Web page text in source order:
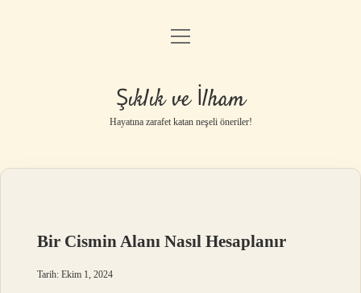
Anasayfa
Gizlilik Politikası
Yasal Uyarı
menüyü
Şıklık ve İlham
Hayatına zarafet katan neşeli öneriler!
Bir Cismin Alanı Nasıl Hesaplanır
Tarih: Ekim 1, 2024